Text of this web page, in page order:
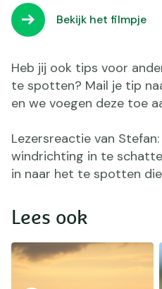
Bekijk het filmpje
Heb jij ook tips voor
te spotten? Mail je tip
en we voegen deze toe
Lezersreactie van
windrichting in te
in naar het te spotten
Lees ook